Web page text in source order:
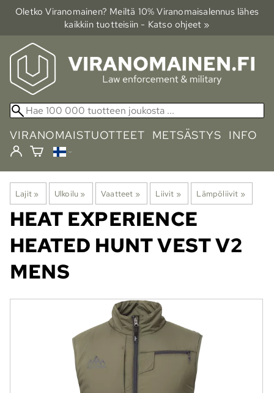
Oletko Viranomainen? Meiltä 10% Viranomais­alennus lähes
kaikkiin tuotteisiin - Katso ohjeet »
VIRANOMAISTUOTTEET METSÄSTYS INFO
Lajit ‪» Ulkoilu ‪» Vaatteet ‪» Liivit ‪» Lämpöliivit ‪»
HEAT EXPERIENCE
HEATED HUNT VEST V2
MENS